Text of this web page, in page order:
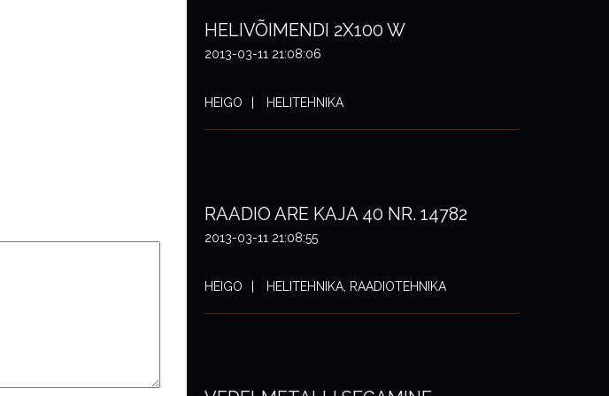
HELIVÕIMENDI 2X100 W
2013-03-11 21:08:06
HEIGO HELITEHNIKA
RAADIO ARE KAJA 40 NR. 14782
2013-03-11 21:08:55
HEIGO HELITEHNIKA, RAADIOTEHNIKA